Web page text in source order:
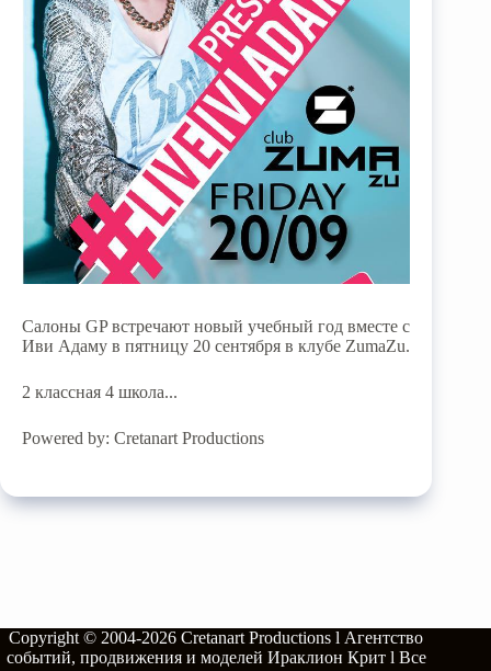
Салоны GP встречают новый учебный год вместе с
Иви Адаму в пятницу 20 сентября в клубе ZumaZu.
2 классная 4 школа...
Powered by: Cretanart Productions
Copyright © 2004-2026Cretanart Productions l Агентство
событий, продвижения и моделей Ираклион Крит l Все